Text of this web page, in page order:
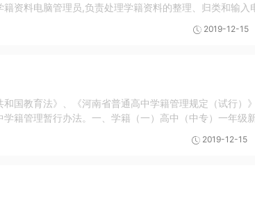
资料电脑管理员,负责处理学籍资料的整理、归类和输入
2019-12-15
和国教育法》、《河南省普通高中学籍管理规定（试行
学籍管理暂行办法。一、学籍（一）高中（中专）一年级
2019-12-15